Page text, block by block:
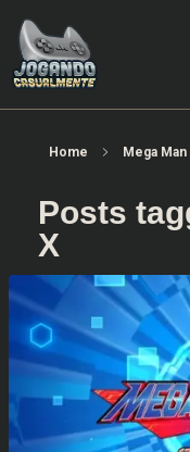
Home Mega Man
Posts
X